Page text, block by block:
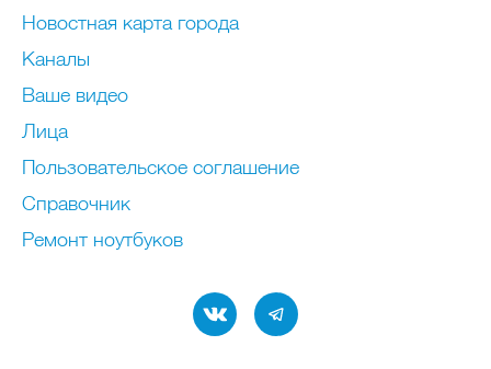
Новостная карта города
Каналы
Ваше видео
Лица
Пользовательское соглашение
Справочник
Ремонт нoутбуков